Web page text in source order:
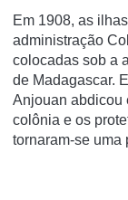
Em 1908, as
administração
colocadas sob a
de Madagascar.
Anjouan abdicou
colônia e os
tornaram-se uma